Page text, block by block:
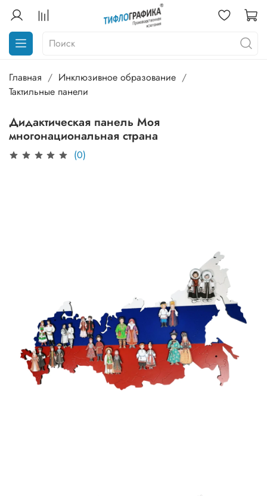
Главная
Инклюзивное образование
Тактильные панели
Дидактическая панель Моя
многонациональная страна
(0)